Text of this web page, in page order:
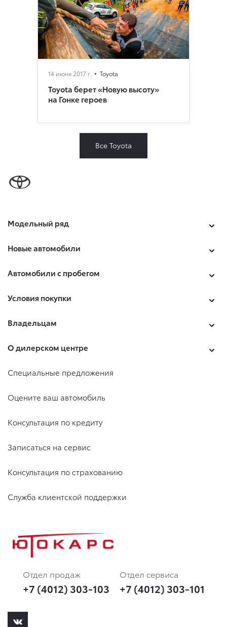
14 июня 2017 г. Toyota
Toyota берет «Новую высоту»
на Гонке героев
Все Toyota
Модельный ряд
Новые автомобили
Автомобили с пробегом
Условия покупки
Владельцам
О дилерском центре
Специальные предложения
Оцените ваш автомобиль
Консультация по кредиту
Записаться на сервис
Консультация по страхованию
Служба клиентской поддержки
Отдел продаж
+7 (4012) 303-103
Отдел сервиса
+7 (4012) 303-101